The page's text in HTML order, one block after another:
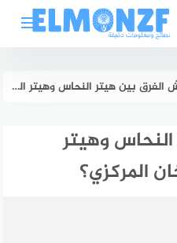
بين هيتر النحاس وهيتر السيراميك في السخان المركزي؟
وهيتر
المركزي؟